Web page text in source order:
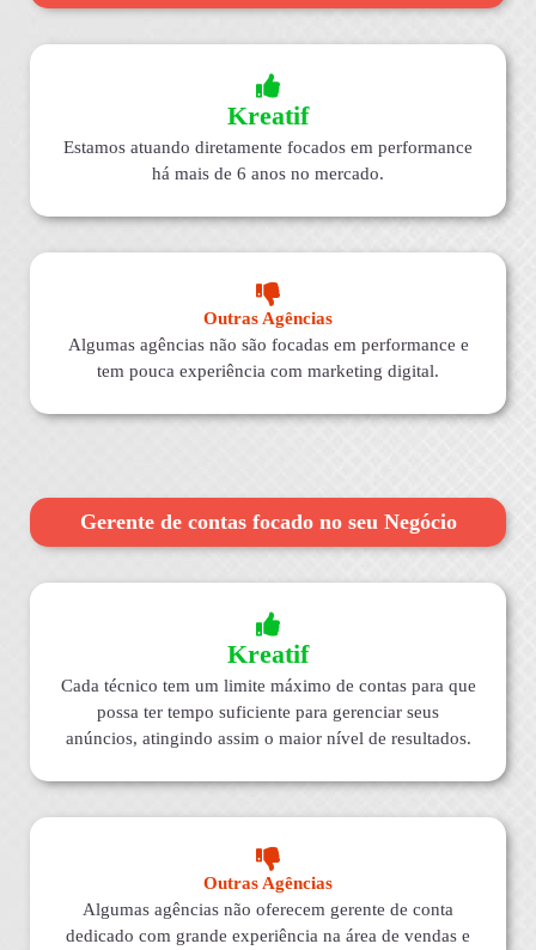
Kreatif
Estamos atuando diretamente focados em performance
há mais de 6 anos no mercado.
Outras Agências
Algumas agências não são focadas em performance e
tem pouca experiência com marketing digital.
Gerente de contas focado no seu Negócio
Kreatif
Cada técnico tem um limite máximo de contas para que
possa ter tempo suficiente para gerenciar seus
anúncios, atingindo assim o maior nível de resultados.
Outras Agências
Algumas agências não oferecem gerente de conta
dedicado com grande experiência na área de vendas e